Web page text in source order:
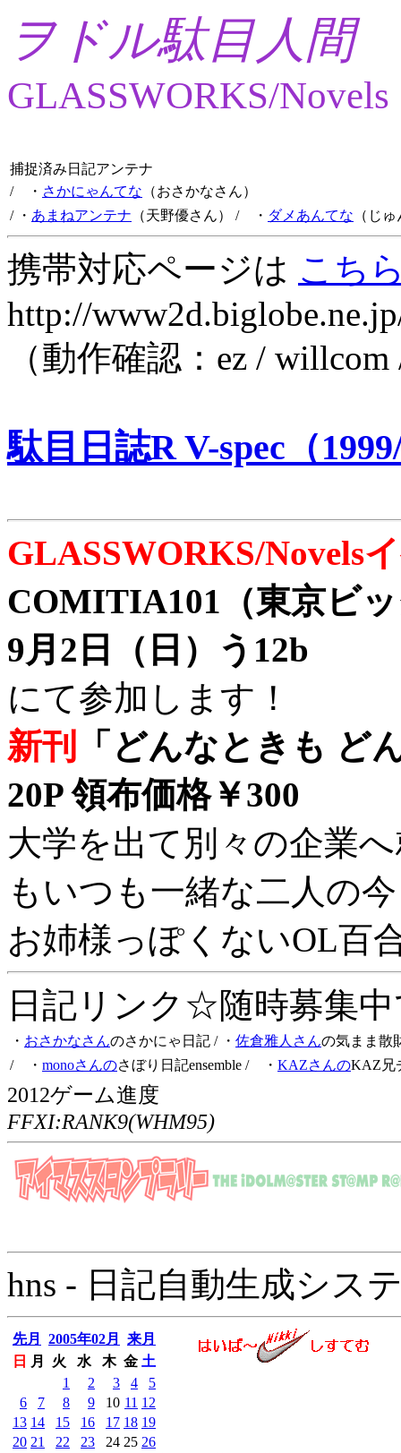
ヲドル駄目人間
GLASSWORKS/Novels
捕捉済み日記アンテナ
/ ・ さかにゃんてな （おさかなさん）
/ ・ あまねアンテナ （天野優さん） / ・ ダメあんてな （じ
携帯対応ページは こち
http://
（動作確認：ez /
駄目日誌R V-spec（
GLASSWORKS/Novels
COMITIA101（東京ビ
9月2日（日）う12b
にて参加します！
新刊
「どんなときも ど
20P 領布価格￥300
大学を出て別々の企業
もいつも一緒な二人の
お姉様っぽくないOL百
日記リンク☆随時募集
・ おさかなさんのさかにゃ日記 / ・ 佐倉雅人さんの気まま散
/ ・ monoさんのさぼり日記ensemble / ・ KAZさんのKAZ兄
2012ゲーム進度
FFXI:RANK9(WHM95)
hns - 日記自動生成シス
先月 2005年02月
来月
日
月 火 水 木 金 土
1
2 3 4
5
6
7 8 9 10 11 12
13 14 15 16 17 18 19
20 21 22 23 24 25 26